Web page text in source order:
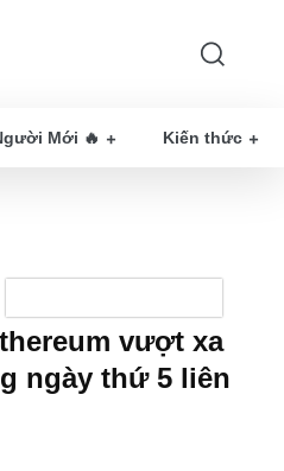
Mới 🔥 Kiến thức
vượt xa
ngày thứ 5 liên